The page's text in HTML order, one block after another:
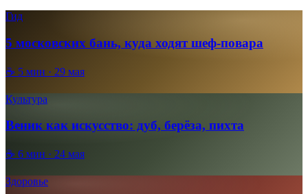
Гид
5 московских бань, куда ходят шеф-повара
☕ 5 мин · 29 мая
Культура
Веник как искусство: дуб, берёза, пихта
☕ 6 мин · 24 мая
Здоровье